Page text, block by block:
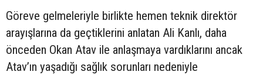
Göreve gelmeleriyle birlikte hemen teknik direktör
arayışlarına da geçtiklerini anlatan Ali Kanlı, daha
önceden Okan Atav ile anlaşmaya vardıklarını ancak
Atav’ın yaşadığı sağlık sorunları nedeniyle